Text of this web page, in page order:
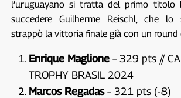
l’uruguayano si tratta del primo titolo
succedere Guilherme Reischl, che
strappò la vittoria finale già con un round
Enrique Maglione– 329 pts //
TROPHY BRASIL 2024
Marcos Regadas– 321 pts (-8)